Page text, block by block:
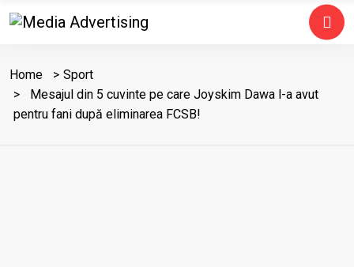
Home
Sport
Mesajul din 5 cuvinte pe care Joyskim Dawa l-a avut
pentru fani după eliminarea FCSB!